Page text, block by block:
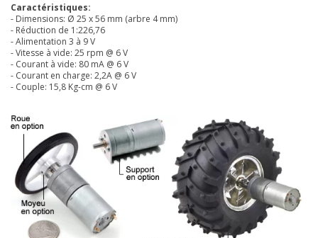
Caractéristiques:
- Dimensions: Ø 25 x 56 mm (arbre 4 mm)
- Réduction de 1:226,76
- Alimentation 3 à 9 V
- Vitesse à vide: 25 rpm @ 6 V
- Courant à vide: 80 mA @ 6 V
- Courant en charge: 2,2A @ 6 V
- Couple: 15,8 Kg-cm @ 6 V